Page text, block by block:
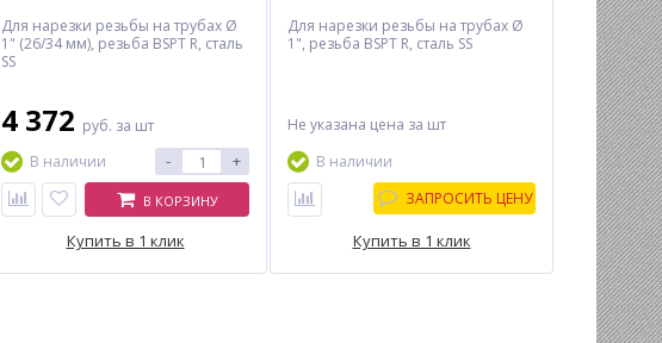
Для нарезки резьбы на трубах Ø
1" (26/34 мм), резьба BSPT R, сталь
SS
4 372 руб. за шт
В наличии
- +
В КОРЗИНУ
Купить в 1 клик
Для нарезки резьбы на трубах Ø
1", резьба BSPT R, сталь SS
Не указана цена за шт
В наличии
ЗАПРОСИТЬ ЦЕНУ
Купить в 1 клик